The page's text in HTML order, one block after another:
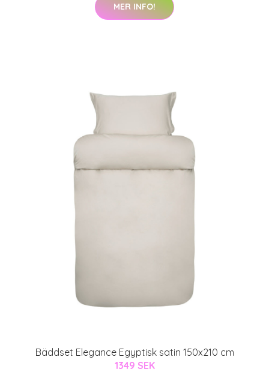
MER INFO!
Bäddset Elegance Egyptisk satin 150x210 cm
1349 SEK